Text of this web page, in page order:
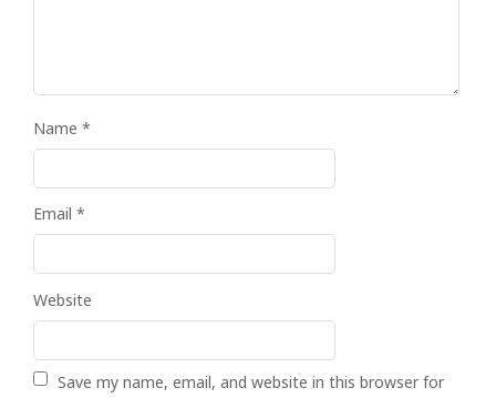
Name *
Email *
Website
Save my name, email, and website in this browser for